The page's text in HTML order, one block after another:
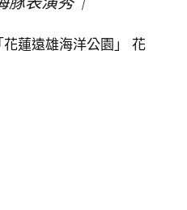
蓮遠雄海洋公園」 花